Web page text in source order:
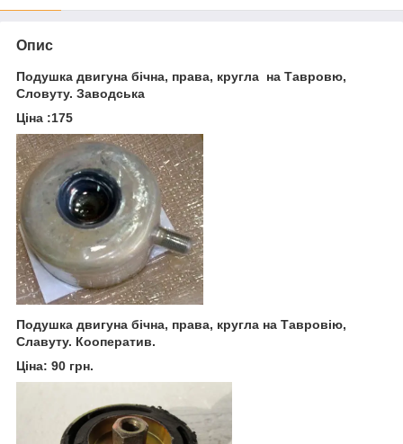
Опис
Подушка двигуна бічна, права, кругла на Тавровю,
Словуту. Заводська
Ціна :175
Подушка двигуна бічна, права, кругла на Тавровію,
Славуту. Кооператив.
Ціна: 90 грн.